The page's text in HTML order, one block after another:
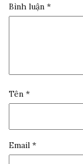
Bình luận *
Tên *
Email *